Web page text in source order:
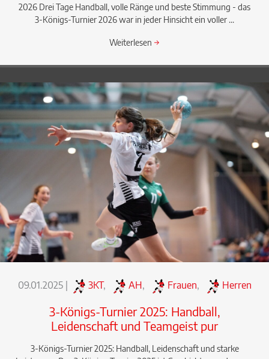
2026 Drei Tage Handball, volle Ränge und beste Stimmung - das
3-Königs-Turnier 2026 war in jeder Hinsicht ein voller ...
Weiterlesen →
09.01.2025 | 3KT, AH, Frauen, Herren
3-Königs-Turnier 2025: Handball,
Leidenschaft und Teamgeist pur
3-Königs-Turnier 2025: Handball, Leidenschaft und starke